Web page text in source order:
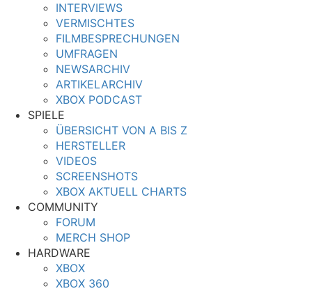
INTERVIEWS
VERMISCHTES
FILMBESPRECHUNGEN
UMFRAGEN
NEWSARCHIV
ARTIKELARCHIV
XBOX PODCAST
SPIELE
ÜBERSICHT VON A BIS Z
HERSTELLER
VIDEOS
SCREENSHOTS
XBOX AKTUELL CHARTS
COMMUNITY
FORUM
MERCH SHOP
HARDWARE
XBOX
XBOX 360